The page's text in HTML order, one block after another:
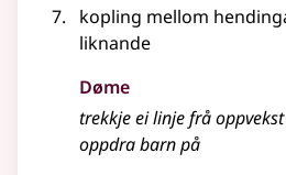
kopling mellom
liknande
Døme
trekkje ei linje frå
oppdra barn på